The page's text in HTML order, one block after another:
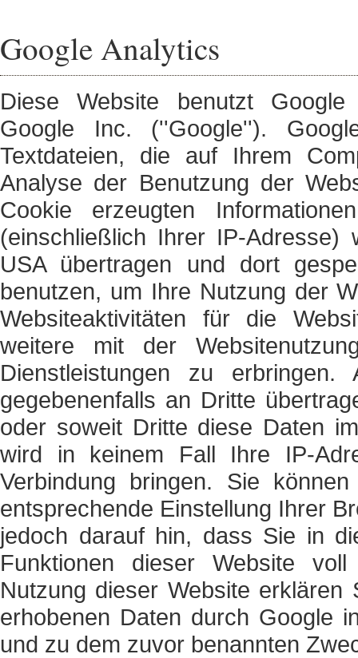
Google Analytics
Diese Website benutzt
Google Inc. (''Google'').
Textdateien, die auf Ihrem
Analyse der Benutzung der
Cookie erzeugten
(einschließlich Ihrer IP-
USA übertragen und dort
benutzen, um Ihre Nutzung der
Websiteaktivitäten für die
weitere mit der
Dienstleistungen zu
gegebenenfalls an Dritte
oder soweit Dritte diese Daten
wird in keinem Fall Ihre IP-
Verbindung bringen. Sie
entsprechende Einstellung Ihrer
jedoch darauf hin, dass Sie in
Funktionen dieser Website
Nutzung dieser Website
erhobenen Daten durch Google
und zu dem zuvor benannten